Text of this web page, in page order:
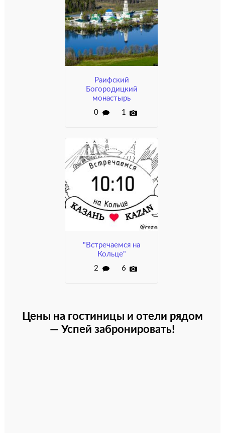
Раифский
Богородицкий
монастырь
0
1
"Встречаемся на
Кольце"
2
6
по договорённости
Цены на гостиницы и отели рядом
— Успей забронировать!